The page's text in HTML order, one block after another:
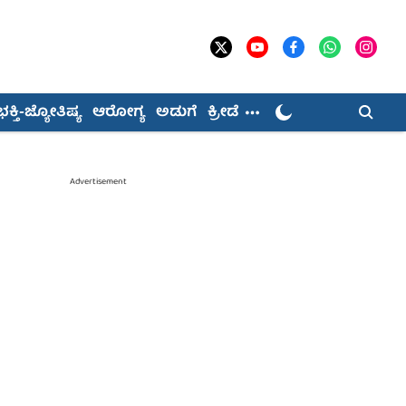
ಜ್ಯೋತಿಷ್ಯ ಆರೋಗ್ಯ ಅಡುಗೆ ಕ್ರೀಡೆ
Advertisement